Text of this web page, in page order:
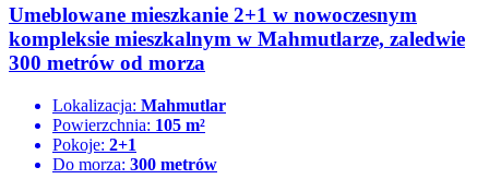
Umeblowane mieszkanie 2+1 w nowoczesnym
kompleksie mieszkalnym w Mahmutlarze, zaledwie
300 metrów od morza
Lokalizacja: Mahmutlar
Powierzchnia: 105 m²
Pokoje: 2+1
Do morza: 300 metrów